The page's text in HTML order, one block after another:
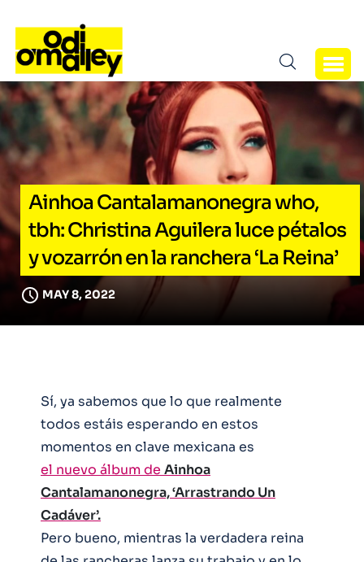
Ainhoa Cantalamanonegra who,
tbh: Christina Aguilera luce pétalos
y vozarrón en la ranchera ‘La Reina’
MAY 8, 2022
Sí, ya sabemos que lo que realmente
todos estáis esperando en estos
momentos en clave mexicana es
el nuevo álbum de Ainhoa
Cantalamanonegra, ‘Arrastrando Un
Cadáver’.
Pero bueno, mientras la verdadera reina